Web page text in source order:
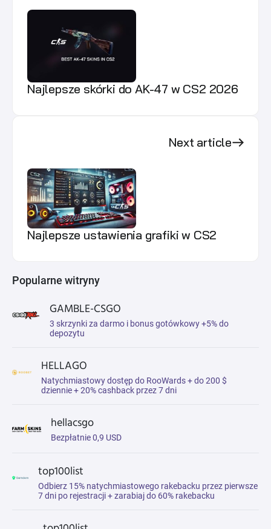
Najlepsze skórki do AK-47 w CS2 2026
Next article
Najlepsze ustawienia grafiki w CS2
Popularne witryny
GAMBLE-CSGO
3 skrzynki za darmo i bonus gotówkowy +5% do
depozytu
HELLAGO
Natychmiastowy dostęp do RooWards + do 200 $
dziennie + 20% cashback przez 7 dni
hellacsgo
Bezpłatnie 0,9 USD
top100list
Odbierz 15% natychmiastowego rakebacku przez pierwsze
7 dni po rejestracji + zarabiaj do 60% rakebacku